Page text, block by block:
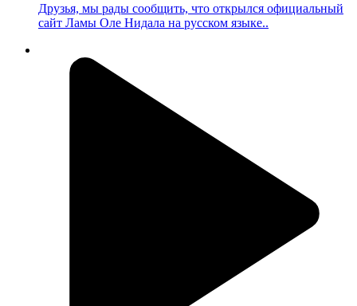
Друзья, мы рады сообщить, что открылся официальный
сайт Ламы Оле Нидала на русском языке..